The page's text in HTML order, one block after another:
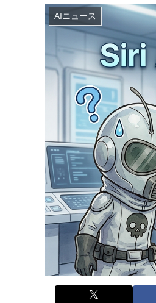
AIニュース